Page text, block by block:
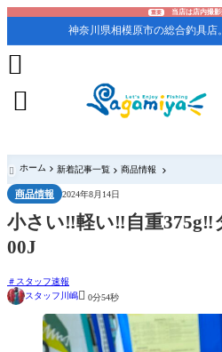
重要 当店は店内撮
神奈川県相模原市の総合釣具店


 ホーム 新着記事一覧 商品情報
商品情報 2024年8月14日
小さい‼︎軽い‼︎自重375g‼︎
00J
スタッフ速報
スタッフ川嶋 0分54秒